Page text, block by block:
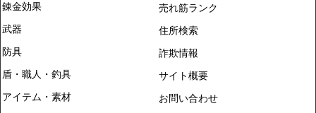
錬金効果
武器
防具
盾・職人・釣具
アイテム・素材
売れ筋ランク
住所検索
詐欺情報
サイト概要
お問い合わせ